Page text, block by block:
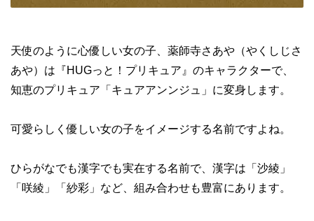
天使のように心優しい女の子、薬師寺さあや（やくしじさ
あや）は『HUGっと！プリキュア』のキャラクターで、
知恵のプリキュア「キュアアンンジュ」に変身します。
可愛らしく優しい女の子をイメージする名前ですよね。
ひらがなでも漢字でも実在する名前で、漢字は「沙綾」
「咲綾」「紗彩」など、組み合わせも豊富にあります。